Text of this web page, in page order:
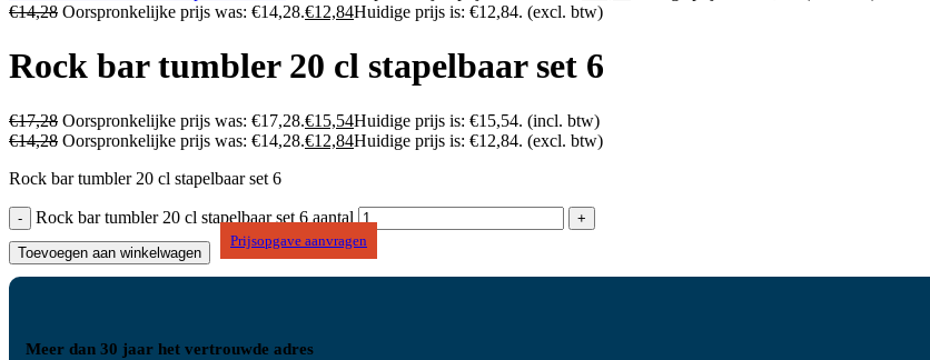
€14,28 Oorspronkelijke prijs was: €14,28.€12,84Huidige prijs is: €12,84. (excl. btw)
Rock bar tumbler 20 cl stapelbaar set 6
€17,28 Oorspronkelijke prijs was: €17,28.€15,54Huidige prijs is: €15,54. (incl. btw)
€14,28 Oorspronkelijke prijs was: €14,28.€12,84Huidige prijs is: €12,84. (excl. btw)
Rock bar tumbler 20 cl stapelbaar set 6
Rock bar tumbler 20 cl stapelbaar set 6 aantal
Toevoegen aan winkelwagen
Prijsopgave aanvragen
Meer dan 30 jaar het vertrouwde adres